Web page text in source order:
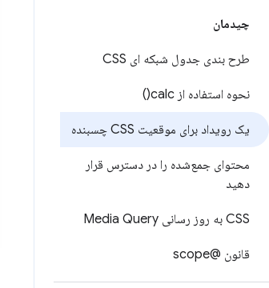
چیدمان
طرح بندی جدول شبکه ای CSS
نحوه استفاده از calc(
)
یک رویداد برای موقعیت CSS چسبنده
محتوای جمع‌شده را در دسترس قرار
دهید
CSS به روز رسانی Media Query
قانون @scope